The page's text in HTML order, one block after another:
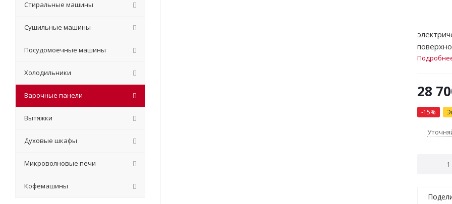
28
-15%
Стиральные машины
Сушильные машины
Посудомоечные машины
Холодильники
Варочные панели
Вытяжки
Духовые шкафы
Микроволновые печи
Кофемашины